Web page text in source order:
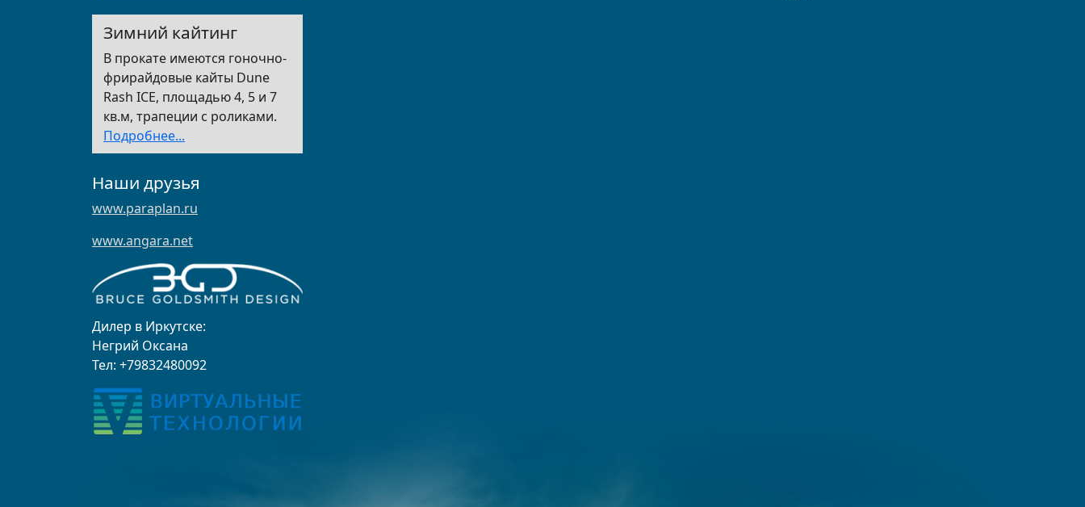
Зимний кайтинг
В прокате имеются гоночно-
фрирайдовые кайты Dune
Rash ICE, площадью 4, 5 и 7
кв.м, трапеции с роликами.
Подробнее...
Наши друзья
www.paraplan.ru
www.angara.net
Дилер в Иркутске:
Негрий Оксана
Тел: +79832480092